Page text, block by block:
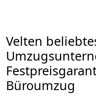
Velten
Büroumzug